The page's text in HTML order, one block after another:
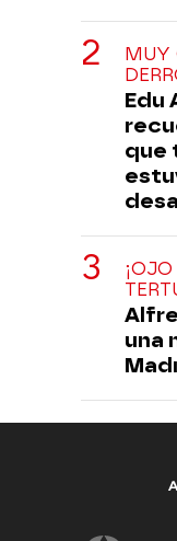
MUY
Edu
que
una